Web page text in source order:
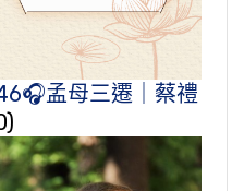
孟母三遷｜蔡禮